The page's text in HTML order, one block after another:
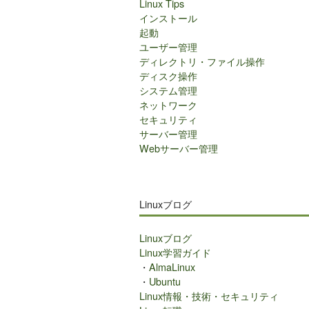
Linux Tips
インストール
起動
ユーザー管理
ディレクトリ・ファイル操作
ディスク操作
システム管理
ネットワーク
セキュリティ
サーバー管理
Webサーバー管理
Linuxブログ
Linuxブログ
Linux学習ガイド
・ AlmaLinux
・ Ubuntu
Linux情報・技術・セキュリティ